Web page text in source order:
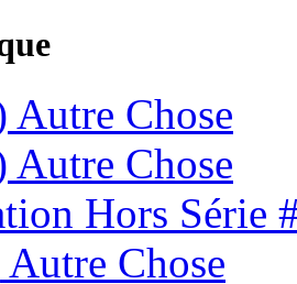
Autre Chose
Autre Chose
Hors Série
Chose